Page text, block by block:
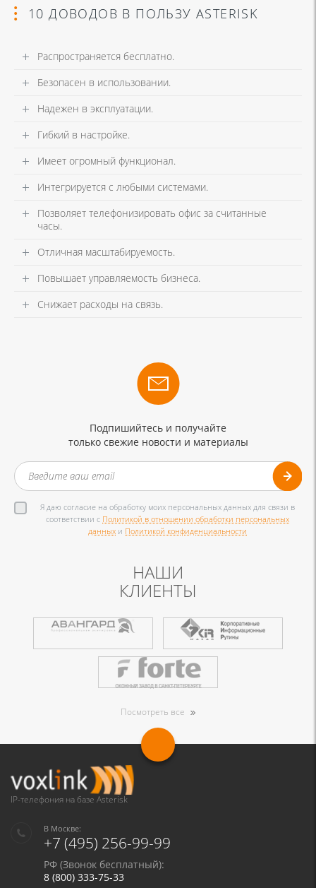
10 ДОВОДОВ В ПОЛЬЗУ ASTERISK
Распространяется бесплатно.
Безопасен в использовании.
Надежен в эксплуатации.
Гибкий в настройке.
Имеет огромный функционал.
Интегрируется с любыми системами.
Позволяет телефонизировать офис за считанные
часы.
Отличная масштабируемость.
Повышает управляемость бизнеса.
Снижает расходы на связь.
Подпишийтесь и получайте
только свежие новости и материалы
Я даю согласие на обработку моих персональных данных для связи в
соответствии с Политикой в отношении обработки персональных
данных и Политикой конфиденциальности
НАШИ
КЛИЕНТЫ
Посмотреть все
IP-телефония на базе Asterisk
В Москве:
+7 (495) 256-99-99
РФ (Звонок бесплатный):
8 (800) 333-75-33